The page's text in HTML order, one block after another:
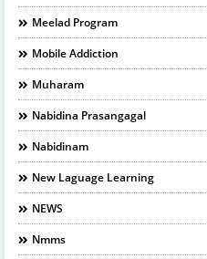
Meelad Program
Mobile Addiction
Muharam
Nabidina Prasangagal
Nabidinam
New Laguage Learning
NEWS
Nmms